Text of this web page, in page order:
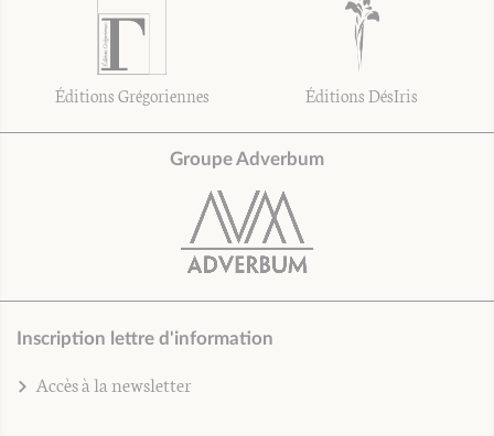
Éditions Grégoriennes Éditions DésIris
Groupe Adverbum
Inscription lettre d'information
Accès à la newsletter